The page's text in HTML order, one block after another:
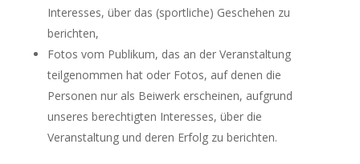
Interesses, über das (sportliche) Geschehen zu
berichten,
Fotos vom Publikum, das an der Veranstaltung
teilgenommen hat oder Fotos, auf denen die
Personen nur als Beiwerk erscheinen, aufgrund
unseres berechtigten Interesses, über die
Veranstaltung und deren Erfolg zu berichten.